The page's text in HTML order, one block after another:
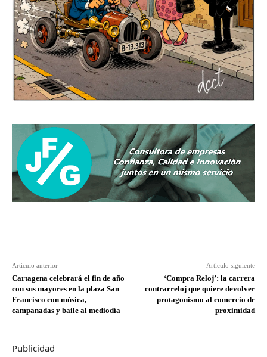
Artículo anterior
Cartagena celebrará el fin de año
con sus mayores en la plaza San
Francisco con música,
campanadas y baile al mediodía
Artículo siguiente
‘Compra Reloj’: la carrera
contrarreloj que quiere devolver
protagonismo al comercio de
proximidad
Publicidad